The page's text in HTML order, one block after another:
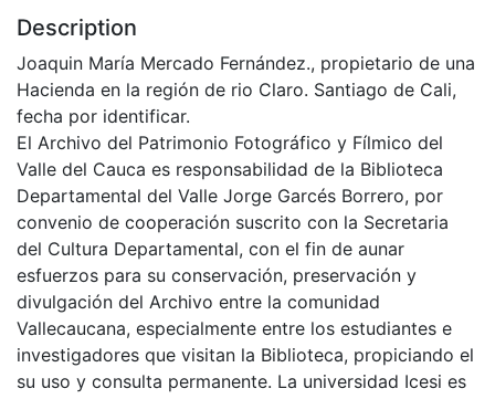
Description
Joaquin María Mercado Fernández., propietario de una
Hacienda en la región de rio Claro. Santiago de Cali,
fecha por identificar.
El Archivo del Patrimonio Fotográfico y Fílmico del
Valle del Cauca es responsabilidad de la Biblioteca
Departamental del Valle Jorge Garcés Borrero, por
convenio de cooperación suscrito con la Secretaria
del Cultura Departamental, con el fin de aunar
esfuerzos para su conservación, preservación y
divulgación del Archivo entre la comunidad
Vallecaucana, especialmente entre los estudiantes e
investigadores que visitan la Biblioteca, propiciando el
su uso y consulta permanente. La universidad Icesi es